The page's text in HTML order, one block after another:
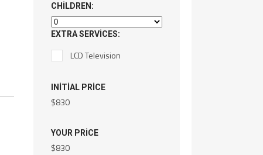
CHILDREN:
EXTRA SERVICES:
LCD Television
INITIAL PRICE
$830
YOUR PRICE
$830